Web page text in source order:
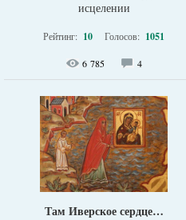
исцелении
Рейтинг: 10 Голосов: 1051
6 785 4
Там Иверское сердце…